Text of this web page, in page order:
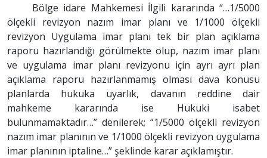
Bölge idare Mahkemesi İlgili kararında “…1/5000
ölçekli revizyon nazım imar planı ve 1/1000 ölçekli
revizyon Uygulama imar planı tek bir plan açıklama
raporu hazırlandığı görülmekte olup, nazım imar planı
ve uygulama imar planı revizyonu için ayrı ayrı plan
açıklama raporu hazırlanmamış olması dava konusu
planlarda hukuka uyarlık, davanın reddine dair
mahkeme kararında ise Hukuki isabet
bulunmamaktadır…” denilerek; “1/5000 ölçekli revizyon
nazım imar planının ve 1/1000 ölçekli revizyon uygulama
imar planının iptaline…” şeklinde karar açıklamıştır.